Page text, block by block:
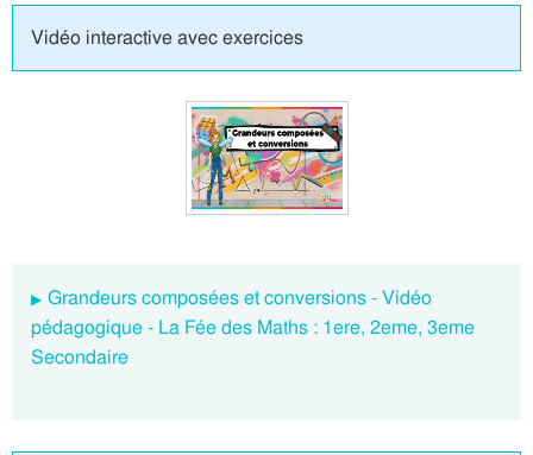
Vidéo interactive avec exercices
Grandeurs composées et conversions - Vidéo
pédagogique - La Fée des Maths : 1ere, 2eme, 3eme
Secondaire